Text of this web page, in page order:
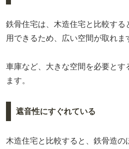
鉄骨住宅は、木造住宅と比較する
用できるため、広い空間が取れま
車庫など、大きな空間を必要とす
ます。
遮音性にすぐれている
木造住宅と比較すると、鉄骨造